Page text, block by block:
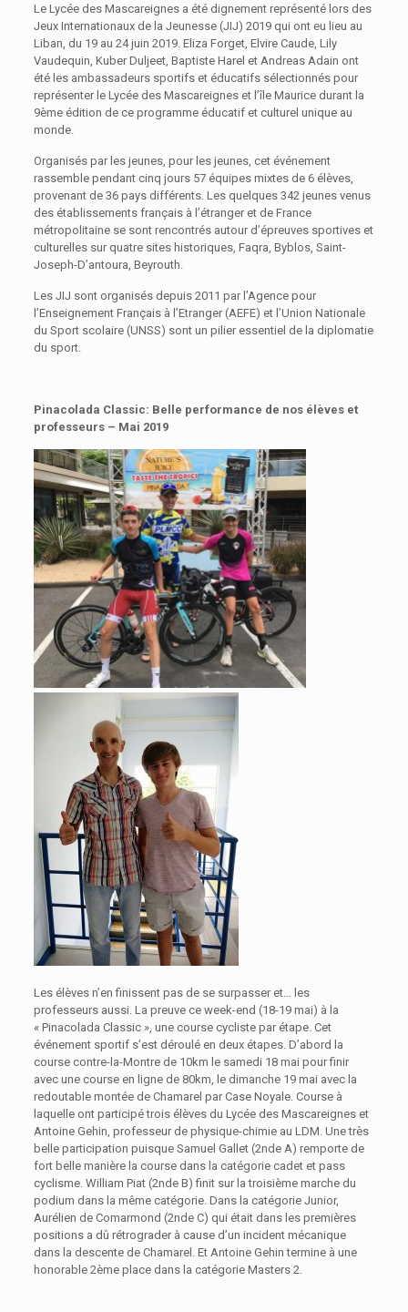
Le Lycée des Mascareignes a été dignement représenté lors des
Jeux Internationaux de la Jeunesse (JIJ) 2019 qui ont eu lieu au
Liban, du 19 au 24 juin 2019. Eliza Forget, Elvire Caude, Lily
Vaudequin, Kuber Duljeet, Baptiste Harel et Andreas Adain ont
été les ambassadeurs sportifs et éducatifs sélectionnés pour
représenter le Lycée des Mascareignes et l’île Maurice durant la
9ème édition de ce programme éducatif et culturel unique au
monde.
Organisés par les jeunes, pour les jeunes, cet événement
rassemble pendant cinq jours 57 équipes mixtes de 6 élèves,
provenant de 36 pays différents. Les quelques 342 jeunes venus
des établissements français à l’étranger et de France
métropolitaine se sont rencontrés autour d’épreuves sportives et
culturelles sur quatre sites historiques, Faqra, Byblos, Saint-
Joseph-D’antoura, Beyrouth.
Les JIJ sont organisés depuis 2011 par l’Agence pour
l’Enseignement Français à l’Etranger (AEFE) et l’Union Nationale
du Sport scolaire (UNSS) sont un pilier essentiel de la diplomatie
du sport.
Pinacolada Classic: Belle performance de nos élèves et
professeurs – Mai 2019
Les élèves n’en finissent pas de se surpasser et… les
professeurs aussi. La preuve ce week-end (18-19 mai) à la
« Pinacolada Classic », une course cycliste par étape. Cet
événement sportif s’est déroulé en deux étapes. D’abord la
course contre-la-Montre de 10km le samedi 18 mai pour finir
avec une course en ligne de 80km, le dimanche 19 mai avec la
redoutable montée de Chamarel par Case Noyale. Course à
laquelle ont participé trois élèves du Lycée des Mascareignes et
Antoine Gehin, professeur de physique-chimie au LDM. Une très
belle participation puisque Samuel Gallet (2nde A) remporte de
fort belle manière la course dans la catégorie cadet et pass
cyclisme. William Piat (2nde B) finit sur la troisième marche du
podium dans la même catégorie. Dans la catégorie Junior,
Aurélien de Comarmond (2nde C) qui était dans les premières
positions a dû rétrograder à cause d’un incident mécanique
dans la descente de Chamarel. Et Antoine Gehin termine à une
honorable 2ème place dans la catégorie Masters 2.